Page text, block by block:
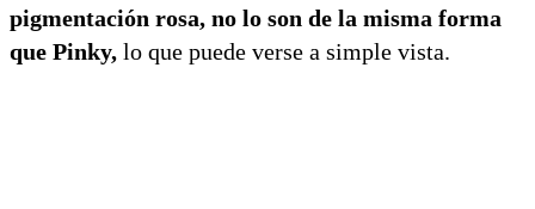
pigmentación rosa, no lo son de la misma forma
que Pinky, lo que puede verse a simple vista.